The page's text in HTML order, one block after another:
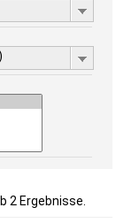
2 Ergebnisse.